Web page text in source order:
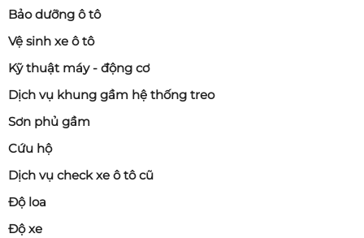
Bảo dưỡng ô tô
Vệ sinh xe ô tô
Kỹ thuật máy - động cơ
Dịch vụ khung gầm hệ thống treo
Sơn phủ gầm
Cứu hộ
Dịch vụ check xe ô tô cũ
Độ loa
Độ xe